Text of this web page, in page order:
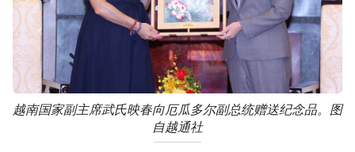
越南国家副主席武氏映春向厄瓜多尔副总统赠送纪念品。图
自越通社